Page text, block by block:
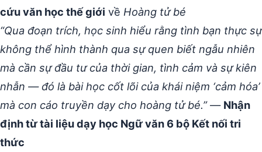
cứu văn học thế giới về Hoàng tử bé
“Qua đoạn trích, học sinh hiểu rằng tình bạn thực sự
không thể hình thành qua sự quen biết ngẫu nhiên
mà cần sự đầu tư của thời gian, tình cảm và sự kiên
nhẫn — đó là bài học cốt lõi của khái niệm ‘cảm hóa’
mà con cáo truyền dạy cho hoàng tử bé.”— Nhận
định từ tài liệu dạy học Ngữ văn 6 bộ Kết nối tri
thức